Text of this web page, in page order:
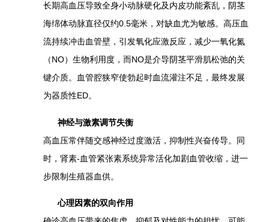
长期高血压导致全身小动脉硬化及内皮功能紊乱，阴茎
海绵体动脉直径仅约0.5毫米，对缺血尤为敏感。高压血
流持续冲击血管壁，引发氧化应激反应，减少一氧化氮
（NO）生物利用度，而NO是介导阴茎平滑肌松弛的关
键介质。血管腔狭窄使勃起时血流灌注不足，最终发展
为器质性ED。
神经与激素调节失衡
高血压常伴随交感神经过度激活，抑制性兴奋传导。同
时，肾素-血管紧张素系统异常活化加剧血管收缩，进一
步限制生殖器血供。
心理因素的双向作用